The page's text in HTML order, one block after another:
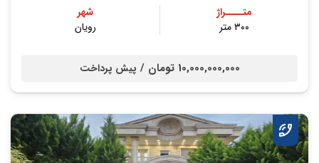
متــــراژ
۳۰۰ متر
شهر
رویان
10,000,000,000 تومان / پیش پرداخت